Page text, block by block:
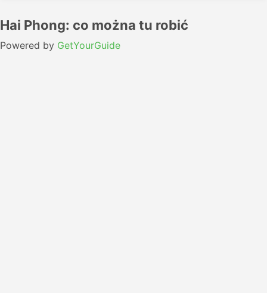
Hai Phong: co można tu robić
Powered by GetYourGuide